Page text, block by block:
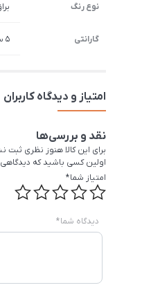
نوع رنگ
گارانتی 5 سال ضمانت درخشان سرویس
امتیاز و دیدگاه کاربران
نقد و بررسی‌ها
برای این کالا هنوز نظری
اولین کسی باشید که
امتیاز شما*
دیدگاه شما*